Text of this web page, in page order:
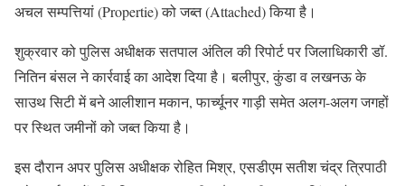
अचल सम्पत्तियां (Propertie) को जब्त (Attached) किया है।
शुक्रवार को पुलिस अधीक्षक सतपाल अंतिल की रिपोर्ट पर जिलाधिकारी डॉ.
नितिन बंसल ने कार्रवाई का आदेश दिया है। बलीपुर, कुंडा व लखनऊ के
साउथ सिटी में बने आलीशान मकान, फार्च्यूनर गाड़ी समेत अलग-अलग जगहों
पर स्थित जमीनों को जब्त किया है।
इस दौरान अपर पुलिस अधीक्षक रोहित मिश्र, एसडीएम सतीश चंद्र त्रिपाठी